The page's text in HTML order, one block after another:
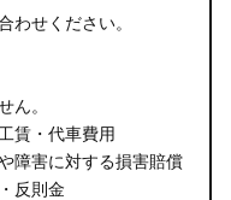
わせください。
ん。
賃・代車費用
障害に対する損害賠償
反則金